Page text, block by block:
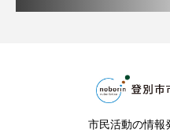
市民活動の情報